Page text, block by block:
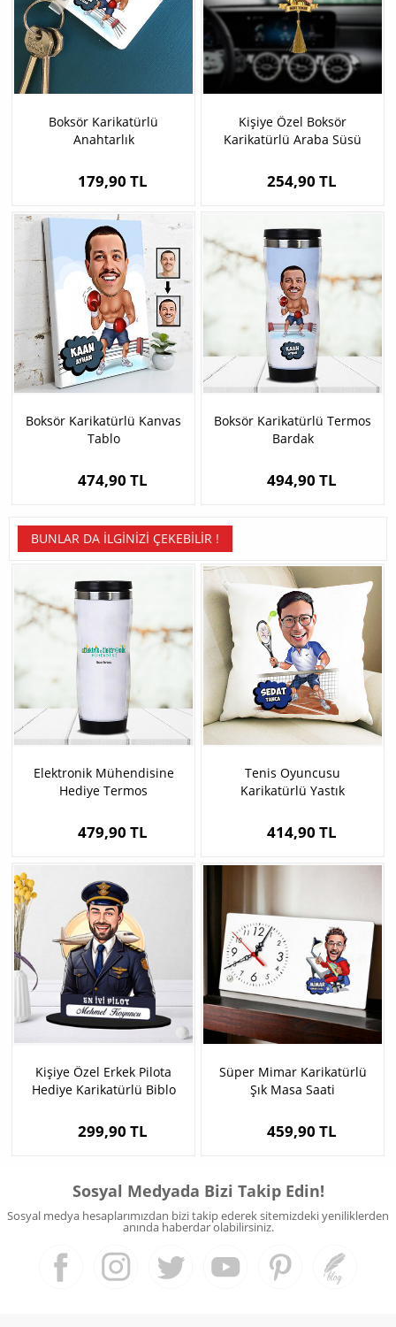
Boksör Karikatürlü
Anahtarlık
179,90 TL
Kişiye Özel Boksör
Karikatürlü Araba Süsü
254,90 TL
Boksör Karikatürlü Kanvas
Tablo
474,90 TL
Boksör Karikatürlü Termos
Bardak
494,90 TL
BUNLAR DA İLGINIZI ÇEKEBILIR !
Elektronik Mühendisine
Hediye Termos
479,90 TL
Tenis Oyuncusu
Karikatürlü Yastık
414,90 TL
Kişiye Özel Erkek Pilota
Hediye Karikatürlü Biblo
299,90 TL
Süper Mimar Karikatürlü
Şık Masa Saati
459,90 TL
Sosyal Medyada Bizi Takip Edin!
Sosyal medya hesaplarımızdan bizi takip ederek sitemizdeki yeniliklerden
anında haberdar olabilirsiniz.